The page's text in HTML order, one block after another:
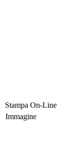
Stampa On-Line
Immagine